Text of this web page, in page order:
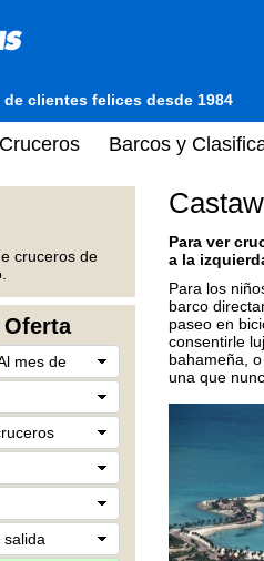
de clientes felices desde 1984
Barcos y
cruceros de
Oferta
Para ver
a la
Para los
barco
paseo en
consentirle
bahameña,
una que